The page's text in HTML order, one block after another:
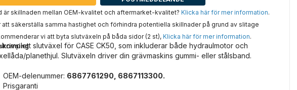
är skillnaden mellan OEM-kvalitet och aftermarket-kvalitet? Klicka här för mer information.
att säkerställa samma hastighet och förhindra potentiella skillnader på grund av slitage
vi att byta slutväxeln på båda sidor (2 st), Klicka här för mer information.
komplett slutväxel för CASE CK50, som inkluderar både hydraulmotor och
planethjul. Slutväxeln driver din grävmaskins gummi- eller stålsband.
OEM-delenummer: 6867761290, 6867113300.
Prisgaranti